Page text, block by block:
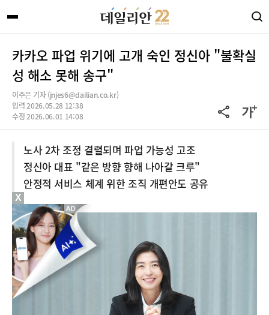
카카오 파업 위기에 고개 숙인 정신아 "불확실
성 해소 못해 송구"
이주은 기자 (jnjes6@dailian.co.kr)
입력 2026.05.28 12:38
수정 2026.06.01 14:08
노사 2차 조정 결렬되며 파업 가능성 고조
정신아 대표 "같은 방향 향해 나아갈 크루"
안정적 서비스 체계 위한 조직 개편안도 공유
X